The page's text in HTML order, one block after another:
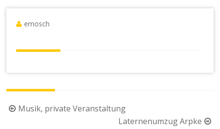
emosch
Beitragsnavigation
Musik, private Veranstaltung
Laternenumzug Arpke